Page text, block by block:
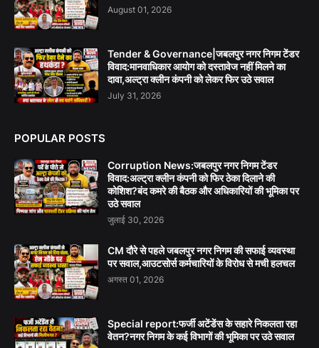
August 01, 2026
Tender & Governance|जबलपुर नगर निगम टेंडर
विवाद:मानवाधिकार आयोग को दस्तावेज नहीं मिलने का
दावा,अल्ट्रा क्लीन कंपनी को लेकर फिर उठे सवाल
July 31, 2026
POPULAR POSTS
Corruption News:जबलपुर नगर निगम टेंडर
विवाद:अल्ट्रा क्लीन कंपनी को फिर ठेका दिलाने की
कोशिश?बंद कमरे की बैठक और अधिकारियों की भूमिका पर
उठे सवाल
जुलाई 30, 2026
CM दौरे से पहले जबलपुर नगर निगम की सफाई व्यवस्था
पर सवाल,आउटसोर्स कर्मचारियों के विरोध से मची हलचल
अगस्त 01, 2026
Special report:फर्जी अटेंडेंस के सहारे निकलता रहा
वेतन?नगर निगम के कई विभागों की भूमिका पर उठे सवाल